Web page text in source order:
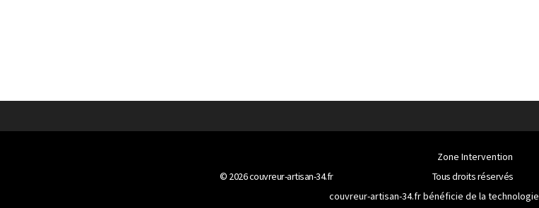
Zone Intervention
© 2026couvreur-artisan-34.fr Tous droits réservés
couvreur-artisan-34.fr bénéficie de la technologie